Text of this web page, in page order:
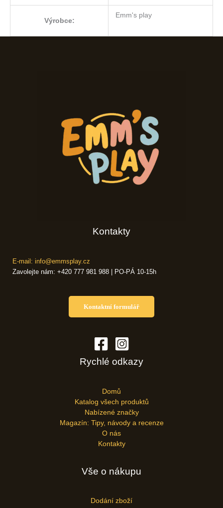
Výrobce:
Emm's play
Kontakty
E-mail: info@emmsplay.cz
Zavolejte nám: +420 777 981 988 | PO-PÁ 10-15h
Kontaktní formulář
Rychlé odkazy
Domů
Katalog všech produktů
Nabízené značky
Magazín: Tipy, návody a recenze
O nás
Kontakty
Vše o nákupu
Dodání zboží